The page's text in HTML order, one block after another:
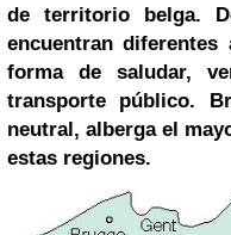
de territorio belga.
encuentran
forma de saludar,
transporte público.
neutral, alberga el
estas regiones.